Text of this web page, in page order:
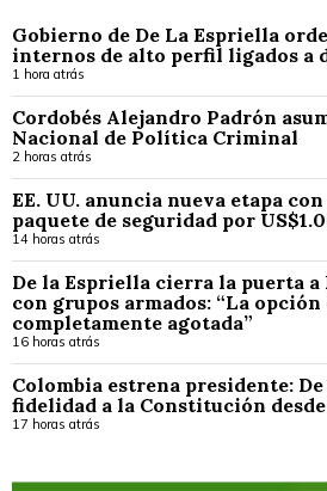
Gobierno de De La Espriella
internos de alto perfil ligados a
1 hora atrás
Cordobés Alejandro Padrón
Nacional de Política Criminal
2 horas atrás
EE. UU. anuncia nueva etapa
paquete de seguridad por
14 horas atrás
De la Espriella cierra la puerta
con grupos armados: “La
completamente agotada”
16 horas atrás
Colombia estrena presidente:
fidelidad a la Constitución
17 horas atrás